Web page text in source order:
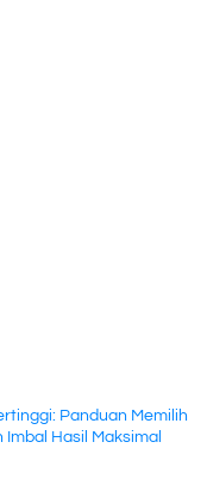
Panduan Memilih
Hasil Maksimal